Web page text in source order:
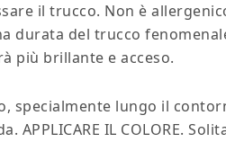
il trucco. Non è
durata del trucco
più brillante e acceso.
specialmente lungo il
IL COLORE.